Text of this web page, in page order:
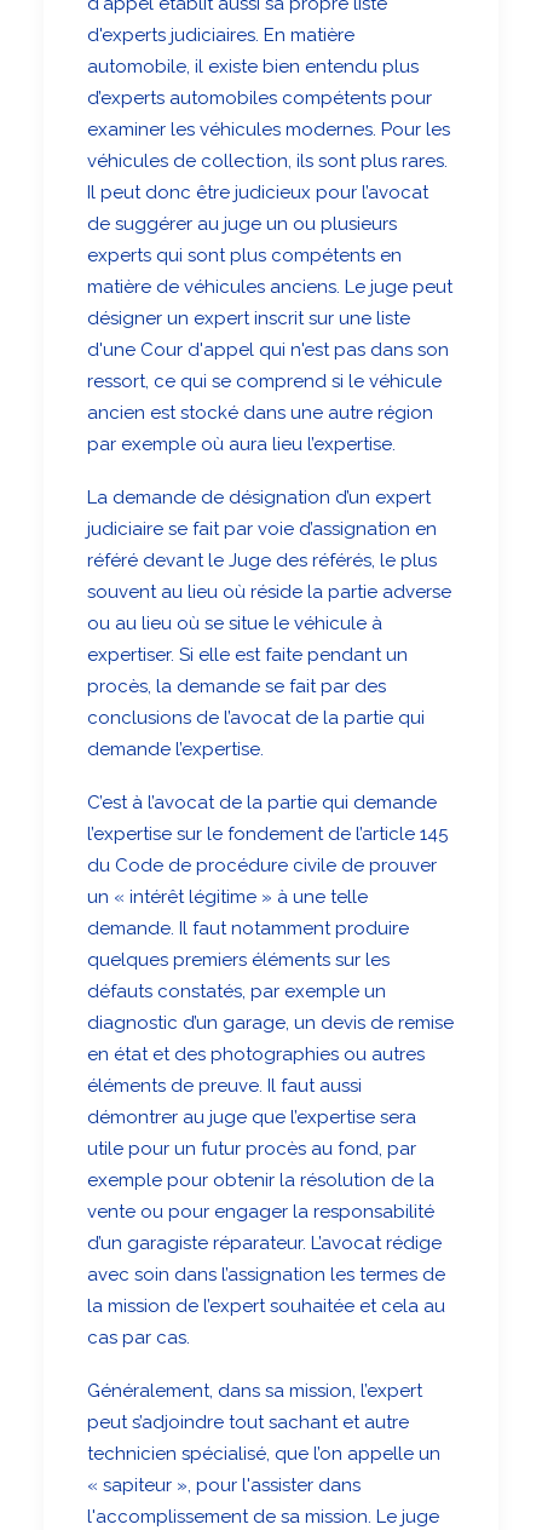
d'experts judiciaires. En matière
automobile, il existe bien entendu plus
d’experts automobiles compétents pour
examiner les véhicules modernes. Pour les
véhicules de collection, ils sont plus rares.
Il peut donc être judicieux pour l’avocat
de suggérer au juge un ou plusieurs
experts qui sont plus compétents en
matière de véhicules anciens. Le juge peut
désigner un expert inscrit sur une liste
d'une Cour d'appel qui n'est pas dans son
ressort, ce qui se comprend si le véhicule
ancien est stocké dans une autre région
par exemple où aura lieu l’expertise.
La demande de désignation d’un expert
judiciaire se fait par voie d’assignation en
référé devant le Juge des référés, le plus
souvent au lieu où réside la partie adverse
ou au lieu où se situe le véhicule à
expertiser. Si elle est faite pendant un
procès, la demande se fait par des
conclusions de l’avocat de la partie qui
demande l’expertise.
C’est à l’avocat de la partie qui demande
l’expertise sur le fondement de l’article 145
du Code de procédure civile de prouver
un « intérêt légitime » à une telle
demande. Il faut notamment produire
quelques premiers éléments sur les
défauts constatés, par exemple un
diagnostic d’un garage, un devis de remise
en état et des photographies ou autres
éléments de preuve. Il faut aussi
démontrer au juge que l’expertise sera
utile pour un futur procès au fond, par
exemple pour obtenir la résolution de la
vente ou pour engager la responsabilité
d’un garagiste réparateur. L’avocat rédige
avec soin dans l’assignation les termes de
la mission de l’expert souhaitée et cela au
cas par cas.
Généralement, dans sa mission, l’expert
peut s’adjoindre tout sachant et autre
technicien spécialisé, que l’on appelle un
« sapiteur », pour l'assister dans
l'accomplissement de sa mission. Le juge